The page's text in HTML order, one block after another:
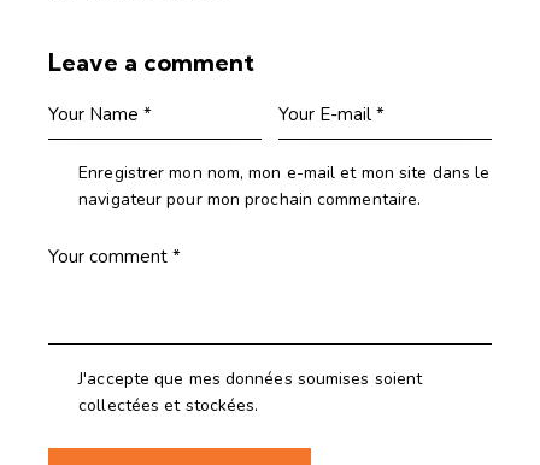
Leave a comment
Enregistrer mon nom, mon e-mail et mon site dans le
navigateur pour mon prochain commentaire.
J'accepte que mes données soumises soient
collectées et stockées.